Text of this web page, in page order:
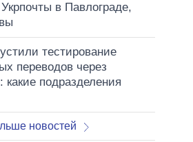
Укрпочты в Павлограде,
тестирование
переводов через
подразделения
новостей